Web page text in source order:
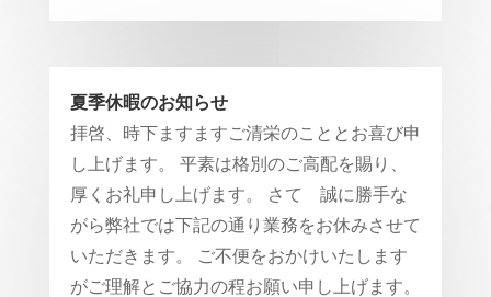
夏季休暇のお知らせ
拝啓、時下ますますご清栄のこととお喜び申
し上げます。 平素は格別のご高配を賜り、
厚くお礼申し上げます。 さて 誠に勝手な
がら弊社では下記の通り業務をお休みさせて
いただきます。 ご不便をおかけいたします
がご理解とご協力の程お願い申し上げます。